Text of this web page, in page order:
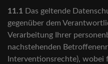
11.1 Das geltende
gegenüber dem
Verarbeitung Ihrer
nachstehenden
Interventionsrechte), wobei